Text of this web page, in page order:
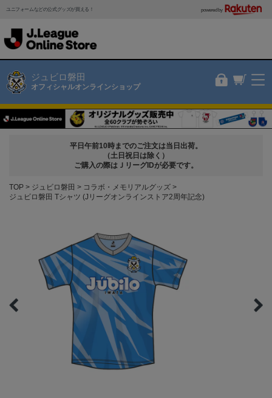
ユニフォームなどの公式グッズが買える！ powered by
ジュビロ磐田
オフィシャルオンラインショップ
平日午前10時までのご注文は当日出荷。
（土日祝日は除く）
ご購入の際はＪリーグIDが必要です。
TOP ジュビロ磐田
コラボ・メモリアルグッズ
ジュビロ磐田 Tシャツ (Jリーグオンラインストア2周年記念)